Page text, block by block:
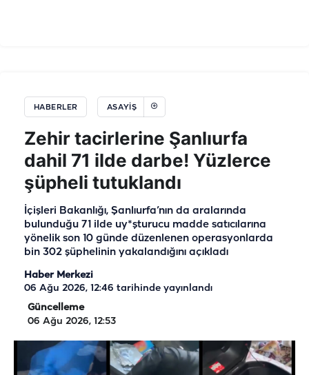
HABERLER ASAYIŞ
Zehir tacirlerine Şanlıurfa
dahil 71 ilde darbe! Yüzlerce
şüpheli tutuklandı
İçişleri Bakanlığı, Şanlıurfa’nın da aralarında
bulunduğu 71 ilde uy*şturucu madde satıcılarına
yönelik son 10 günde düzenlenen operasyonlarda
bin 302 şüphelinin yakalandığını açıkladı
Haber Merkezi
06 Ağu 2026, 12:46 tarihinde yayınlandı
Güncelleme
06 Ağu 2026, 12:53